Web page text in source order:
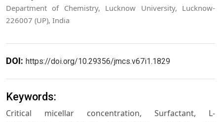
Department of Chemistry, Lucknow University, Lucknow-
226007 (UP), India
DOI: https://doi.org/10.29356/jmcs.v67i1.1829
Keywords:
Critical micellar concentration, Surfactant, L-